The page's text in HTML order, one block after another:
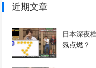
近期文章
日本深夜
氛点燃？